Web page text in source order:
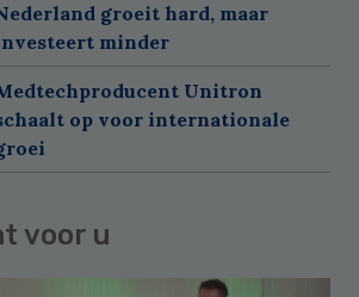
groeit hard, maar
minder
Unitron
op voor internationale
voor u